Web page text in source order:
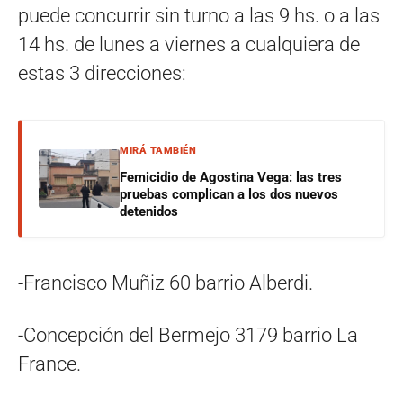
puede concurrir sin turno a las 9 hs. o a las
14 hs. de lunes a viernes a cualquiera de
estas 3 direcciones:
MIRÁ TAMBIÉN
Femicidio de Agostina Vega: las tres
pruebas complican a los dos nuevos
detenidos
-Francisco Muñiz 60 barrio Alberdi.
-Concepción del Bermejo 3179 barrio La
France.